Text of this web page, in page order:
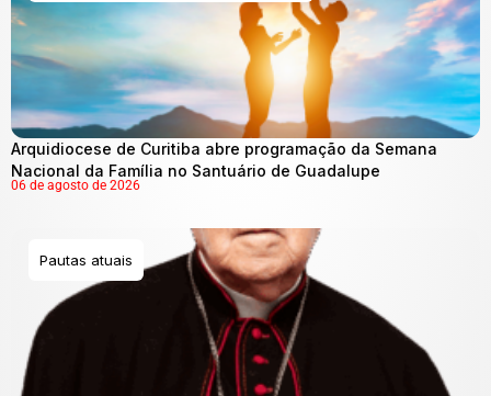
Arquidiocese de Curitiba abre programação da Semana
Nacional da Família no Santuário de Guadalupe
06 de agosto de 2026
Pautas atuais